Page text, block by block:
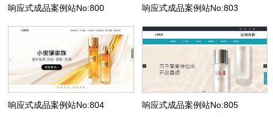
响应式成品案例站No:800 响应式成品案例站No:803
响应式成品案例站No:804 响应式成品案例站No:805